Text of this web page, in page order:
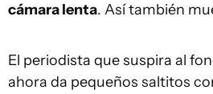
cámara lenta. Así también
El periodista que suspira al
ahora da pequeños saltitos